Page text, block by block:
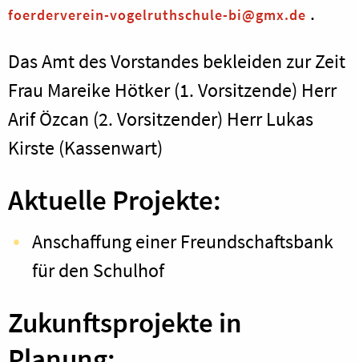
foerderverein-vogelruthschule-bi@gmx.de .
Das Amt des Vorstandes bekleiden zur Zeit
Frau Mareike Hötker (1. Vorsitzende) Herr
Arif Özcan (2. Vorsitzender) Herr Lukas
Kirste (Kassenwart)
Aktuelle Projekte:
Anschaffung einer Freundschaftsbank
für den Schulhof
Zukunftsprojekte in